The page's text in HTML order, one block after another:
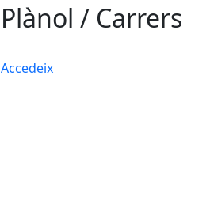
Plànol / Carrers
Accedeix